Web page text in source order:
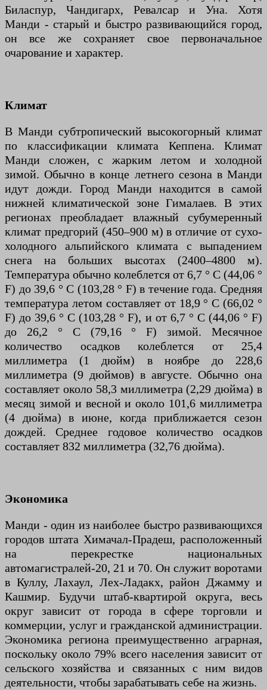
Биласпур, Чандигарх, Ревалсар и Уна. Хотя
Манди - старый и быстро развивающийся город,
он все же сохраняет свое первоначальное
очарование и характер.
Климат
В Манди субтропический высокогорный климат
по классификации климата Кеппена. Климат
Манди сложен, с жарким летом и холодной
зимой. Обычно в конце летнего сезона в Манди
идут дожди. Город Манди находится в самой
нижней климатической зоне Гималаев. В этих
регионах преобладает влажный субумеренный
климат предгорий (450–900 м) в отличие от сухо-
холодного альпийского климата с выпадением
снега на больших высотах (2400–4800 м).
Температура обычно колеблется от 6,7 ° C (44,06 °
F) до 39,6 ° C (103,28 ° F) в течение года. Средняя
температура летом составляет от 18,9 ° C (66,02 °
F) до 39,6 ° C (103,28 ° F), и от 6,7 ° C (44,06 ° F)
до 26,2 ° C (79,16 ° F) зимой. Месячное
количество осадков колеблется от 25,4
миллиметра (1 дюйм) в ноябре до 228,6
миллиметра (9 дюймов) в августе. Обычно она
составляет около 58,3 миллиметра (2,29 дюйма) в
месяц зимой и весной и около 101,6 миллиметра
(4 дюйма) в июне, когда приближается сезон
дождей. Среднее годовое количество осадков
составляет 832 миллиметра (32,76 дюйма).
Экономика
Манди - один из наиболее быстро развивающихся
городов штата Химачал-Прадеш, расположенный
на перекрестке национальных
автомагистралей-20, 21 и 70. Он служит воротами
в Куллу, Лахаул, Лех-Ладакх, район Джамму и
Кашмир. Будучи штаб-квартирой округа, весь
округ зависит от города в сфере торговли и
коммерции, услуг и гражданской администрации.
Экономика региона преимущественно аграрная,
поскольку около 79% всего населения зависит от
сельского хозяйства и связанных с ним видов
деятельности, чтобы зарабатывать себе на жизнь.